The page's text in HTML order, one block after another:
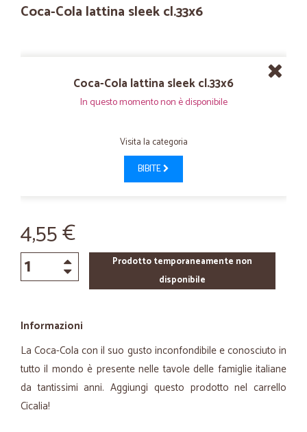
Coca-Cola lattina sleek cl.33x6
Coca-Cola lattina sleek cl.33x6
In questo momento non è disponibile
Visita la categoria
BIBITE
4,55 €
Prodotto temporaneamente non
disponibile
Informazioni
La Coca-Cola con il suo gusto inconfondibile e conosciuto in
tutto il mondo è presente nelle tavole delle famiglie italiane
da tantissimi anni. Aggiungi questo prodotto nel carrello
Cicalia!